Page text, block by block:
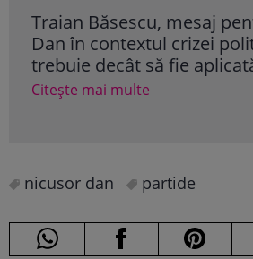
Salariul președintelui
cu 8.000 de lei pe noua
Cu cât cresc veniturile
politicieni
nicusor dan partide